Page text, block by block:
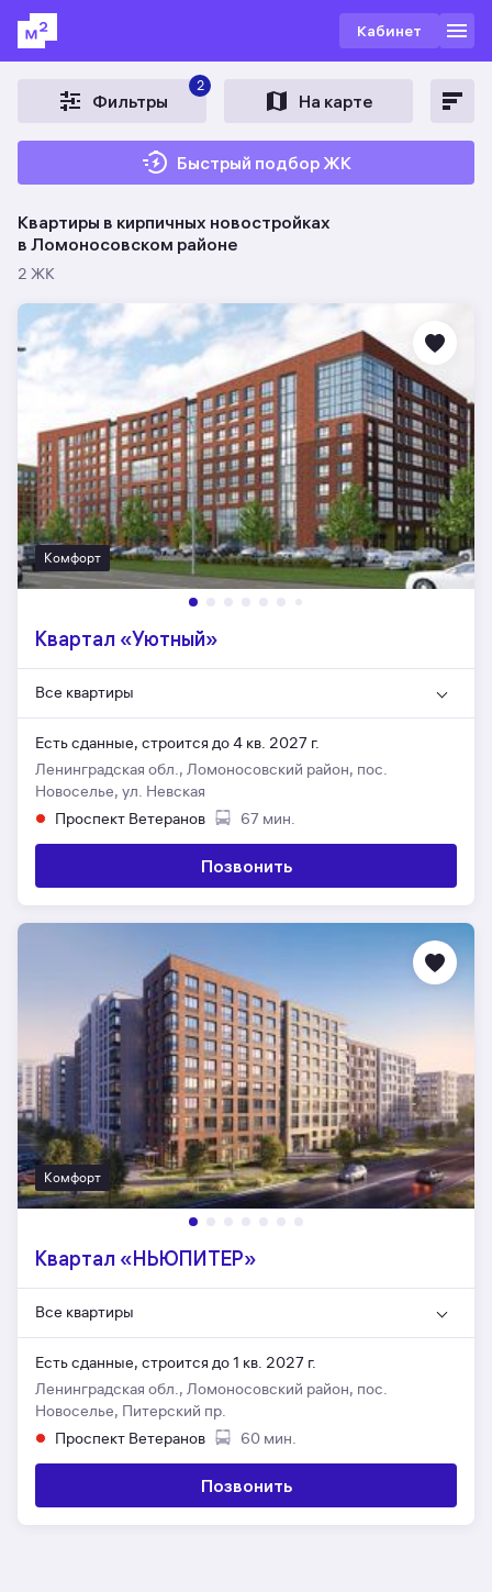
Кабинет
Фильтры
2
На карте
Быстрый подбор ЖК
Квартиры в кирпичных новостройках
в Ломоносовском районе
2 ЖК
Комфорт
Квартал «Уютный»
Все квартиры
Есть сданные, строится до 4 кв. 2027 г.
Ленинградская обл., Ломоносовский район, пос.
Новоселье, ул. Невская
Проспект Ветеранов
67 мин.
Позвонить
Комфорт
Квартал «НЬЮПИТЕР»
Все квартиры
Есть сданные, строится до 1 кв. 2027 г.
Ленинградская обл., Ломоносовский район, пос.
Новоселье, Питерский пр.
Проспект Ветеранов
60 мин.
Позвонить